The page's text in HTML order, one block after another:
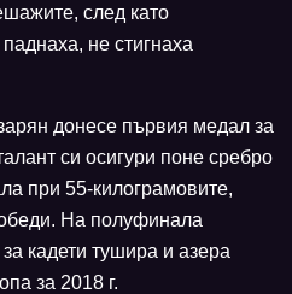
след като
не стигнаха
донесе първия медал за
си осигури поне сребро
при 55-килограмовите,
На полуфинала
кадети тушира и азера
за 2018 г.